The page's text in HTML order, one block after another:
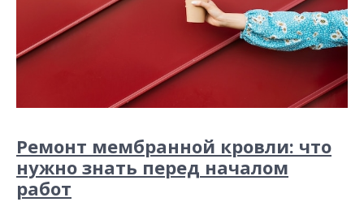
Ремонт мембранной кровли: что
нужно знать перед началом
работ